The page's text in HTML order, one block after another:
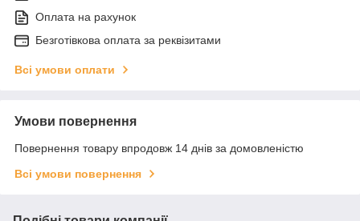
Оплата на рахунок
Безготівкова оплата за реквізитами
Всі умови оплати
Умови повернення
Повернення товару впродовж 14 днів за домовленістю
Всі умови повернення